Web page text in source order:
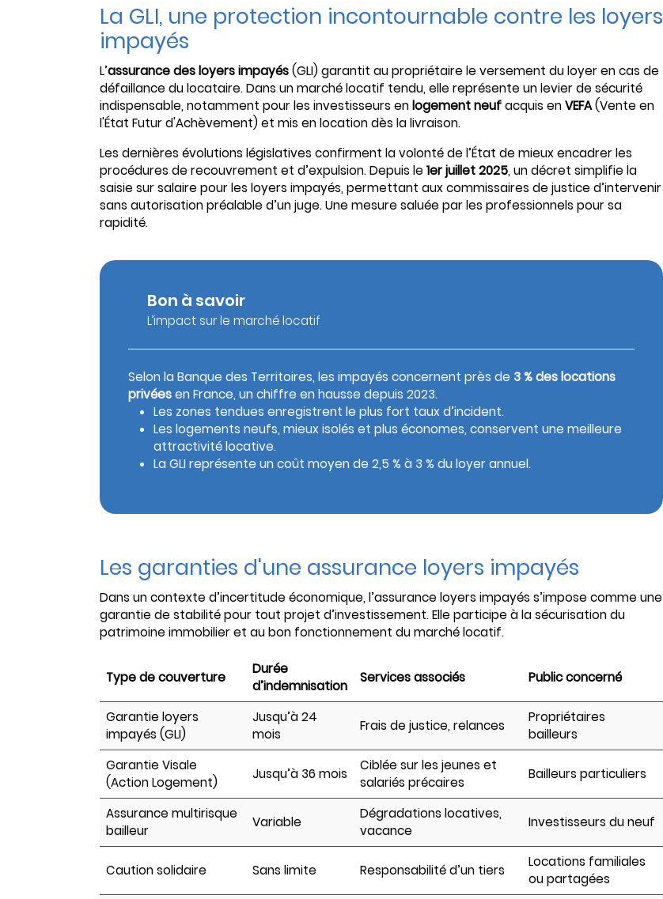
La GLI, une protection incontournable contre les loyers
impayés
L’assurance des loyers impayés(GLI) garantit au propriétaire le versement du loyer en cas de
défaillance du locataire. Dans un marché locatif tendu, elle représente un levier de sécurité
indispensable, notamment pour les investisseurs enlogement neufacquis enVEFA(Vente en
l'État Futur d'Achèvement) et mis en location dès la livraison.
Les dernières évolutions législatives confirment la volonté de l’État de mieux encadrer les
procédures de recouvrement et d’expulsion. Depuis le 1er juillet 2025, un décret simplifie la
saisie sur salaire pour les loyers impayés, permettant aux commissaires de justice d’intervenir
sans autorisation préalable d’un juge. Une mesure saluée par les professionnels pour sa
rapidité.
Bon à savoir
L’impact sur le marché locatif
Selon la Banque des Territoires, les impayés concernent près de 3 % des locations
privéesen France, un chiffre en hausse depuis 2023.
Les zones tendues enregistrent le plus fort taux d’incident.
Les logements neufs, mieux isolés et plus économes, conservent une meilleure
attractivité locative.
La GLI représente un coût moyen de 2,5 % à 3 % du loyer annuel.
Les garanties d'une assurance loyers impayés
Dans un contexte d’incertitude économique, l’assurance loyers impayés s’impose comme une
garantie de stabilité pour tout projet d’investissement. Elle participe à la sécurisation du
patrimoine immobilier et au bon fonctionnement du marché locatif.
Type de couverture
Durée
d’indemnisation
Services associés Public concerné
Garantie loyers
impayés (GLI)
Jusqu’à 24
mois
Frais de justice, relances
Propriétaires
bailleurs
Garantie Visale
(Action Logement)
Jusqu’à 36 mois
Ciblée sur les jeunes et
salariés précaires
Bailleurs particuliers
Assurance multirisque
bailleur
Variable
Dégradations locatives,
vacance
Investisseurs du neuf
Caution solidaire Sans limite Responsabilité d’un tiers
Locations familiales
ou partagées